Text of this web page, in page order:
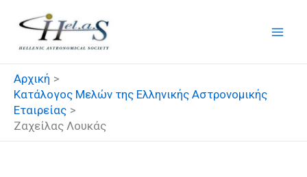
στο
περιεχόμενο
Αρχική
Κατάλογος Μελών της Ελληνικής Αστρονομικής
Εταιρείας
Ζαχείλας Λουκάς